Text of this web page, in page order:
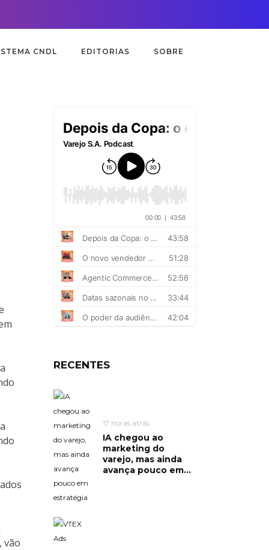
CNDL EDITORIAS SOBRE
vão
RECENTES
17 horas atrás
IA chegou ao
marketing do
varejo, mas ainda
avança pouco em...